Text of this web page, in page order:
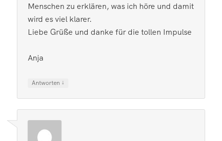
Menschen zu erklären, was ich höre und damit
wird es viel klarer.
Liebe Grüße und danke für die tollen Impulse
Anja
Antworten ↓